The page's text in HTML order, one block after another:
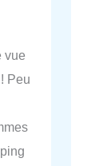
vue
Peu